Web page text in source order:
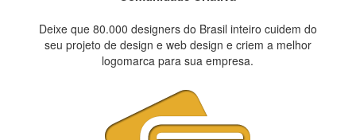
Deixe que 80.000 designers do Brasil inteiro cuidem do
seu projeto de design e web design e criem a melhor
logomarca para sua empresa.